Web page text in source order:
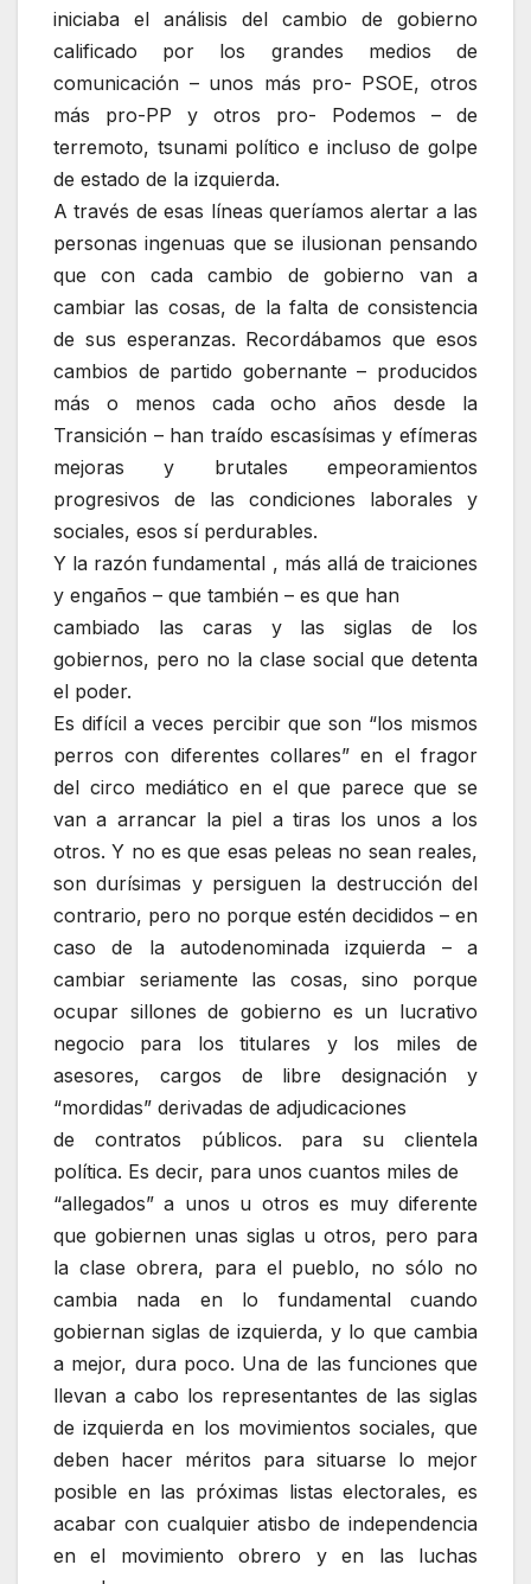
iniciaba el análisis del cambio de gobierno
calificado por los grandes medios de
comunicación – unos más pro- PSOE, otros
más pro-PP y otros pro- Podemos – de
terremoto, tsunami político e incluso de golpe
de estado de la izquierda.
A través de esas líneas queríamos alertar a las
personas ingenuas que se ilusionan pensando
que con cada cambio de gobierno van a
cambiar las cosas, de la falta de consistencia
de sus esperanzas. Recordábamos que esos
cambios de partido gobernante – producidos
más o menos cada ocho años desde la
Transición – han traído escasísimas y efímeras
mejoras y brutales empeoramientos
progresivos de las condiciones laborales y
sociales, esos sí perdurables.
Y la razón fundamental , más allá de traiciones
y engaños – que también – es que han
cambiado las caras y las siglas de los
gobiernos, pero no la clase social que detenta
el poder.
Es difícil a veces percibir que son “los mismos
perros con diferentes collares” en el fragor
del circo mediático en el que parece que se
van a arrancar la piel a tiras los unos a los
otros. Y no es que esas peleas no sean reales,
son durísimas y persiguen la destrucción del
contrario, pero no porque estén decididos – en
caso de la autodenominada izquierda – a
cambiar seriamente las cosas, sino porque
ocupar sillones de gobierno es un lucrativo
negocio para los titulares y los miles de
asesores, cargos de libre designación y
“mordidas” derivadas de adjudicaciones
de contratos públicos. para su clientela
política. Es decir, para unos cuantos miles de
“allegados” a unos u otros es muy diferente
que gobiernen unas siglas u otros, pero para
la clase obrera, para el pueblo, no sólo no
cambia nada en lo fundamental cuando
gobiernan siglas de izquierda, y lo que cambia
a mejor, dura poco. Una de las funciones que
llevan a cabo los representantes de las siglas
de izquierda en los movimientos sociales, que
deben hacer méritos para situarse lo mejor
posible en las próximas listas electorales, es
acabar con cualquier atisbo de independencia
en el movimiento obrero y en las luchas